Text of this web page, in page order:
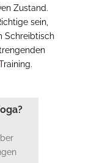
Zustand.
sein,
Schreibtisch